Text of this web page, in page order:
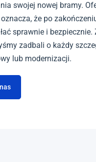
swojej nowej bramy.
oznacza, że po
sprawnie i
zadbali o każdy
lub modernizacji.